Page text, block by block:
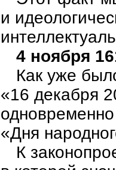
и
4 ноября
Как уже
«16 декабря
«Дня
К